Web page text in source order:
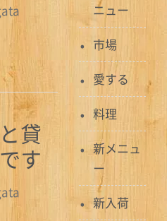
貸
す
ニュー
市場
愛する
料理
新メニュ
ー
新入荷